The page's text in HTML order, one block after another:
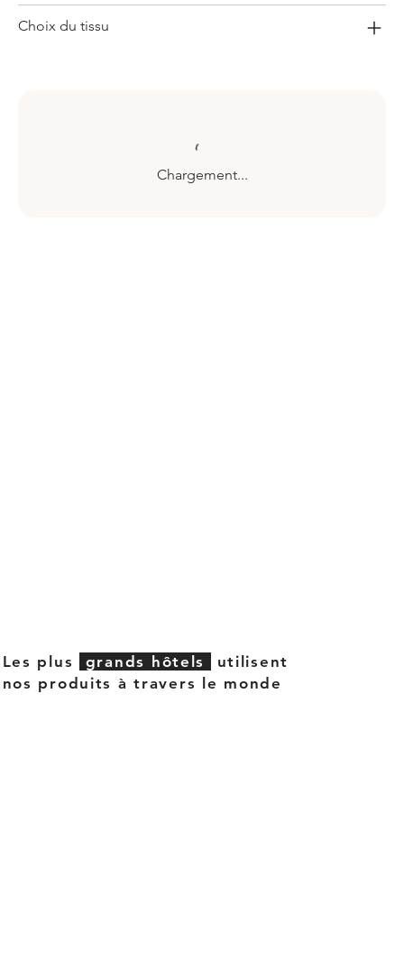
Choix du tissu
Chargement...
Les plus grands hôtels
utilisent
nos produits à travers le monde